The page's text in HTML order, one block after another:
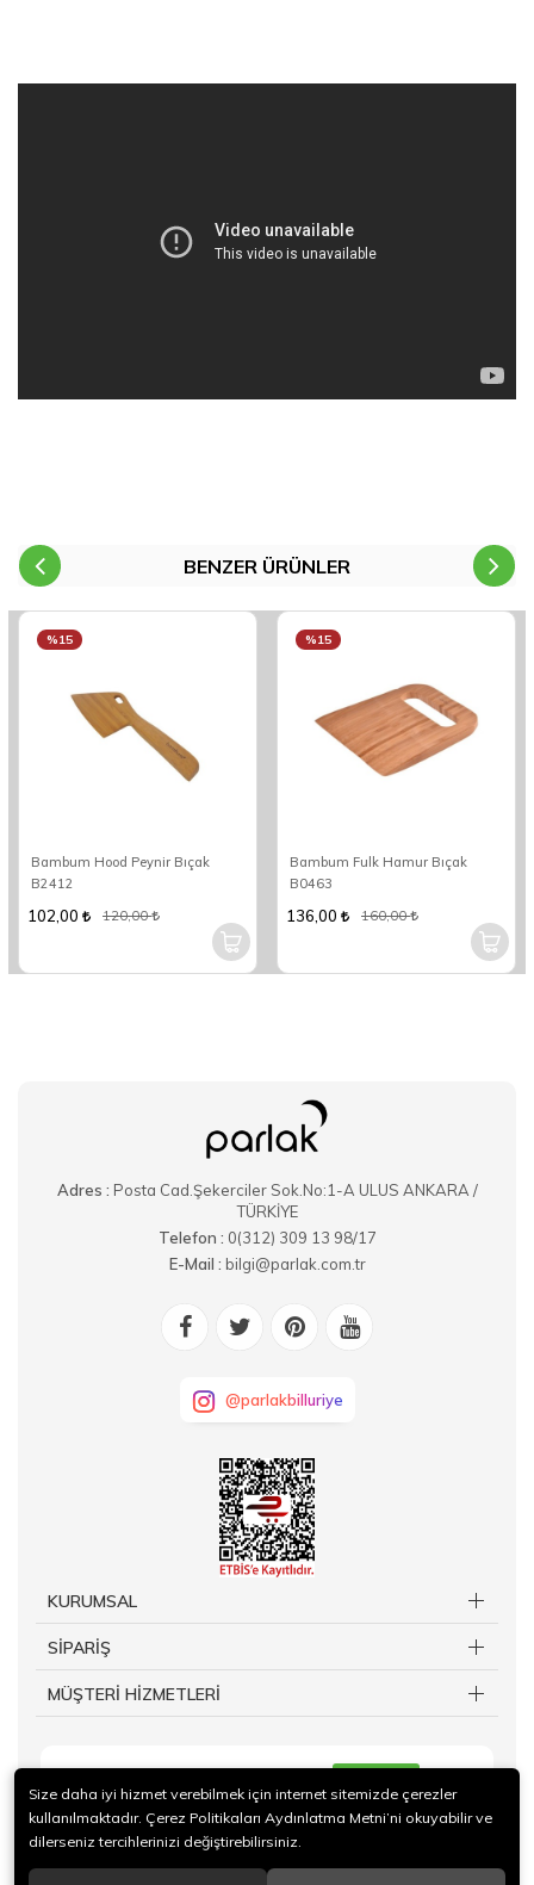
BENZER ÜRÜNLER
Bambum Hood Peynir Bıçak
B2412
%15
102,00 120,00
Bambum Fulk Hamur Bıçak
B0463
%15
136,00 160,00
Adres : Posta Cad.Şekerciler Sok.No:1-A ULUS ANKARA /
TÜRKİYE
Telefon : 0(312) 309 13 98/17
E-Mail : bilgi@parlak.com.tr
@parlakbilluriye
KURUMSAL
SİPARİŞ
MÜŞTERİ HİZMETLERİ
Size daha iyi hizmet verebilmek için internet sitemizde çerezler
kullanılmaktadır. Çerez Politikaları Aydınlatma Metni’ni okuyabilir ve
dilerseniz tercihlerinizi değiştirebilirsiniz.